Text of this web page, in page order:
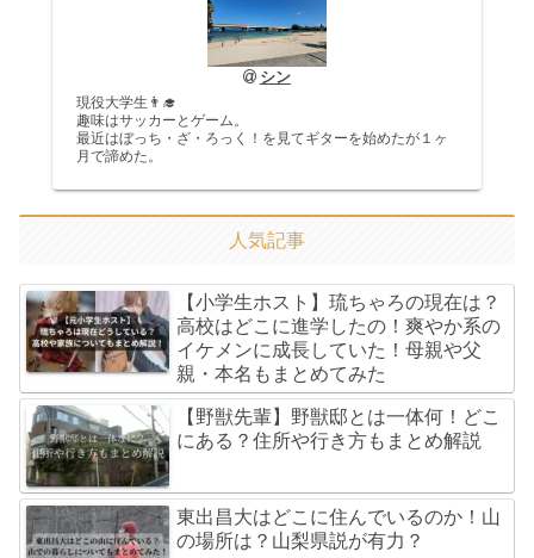
シン
現役大学生👨‍🎓
趣味はサッカーとゲーム。
最近はぼっち・ざ・ろっく！を見てギターを始めたが１ヶ
月で諦めた。
人気記事
【小学生ホスト】琉ちゃろの現在は？
高校はどこに進学したの！爽やか系の
イケメンに成長していた！母親や父
親・本名もまとめてみた
【野獣先輩】野獣邸とは一体何！どこ
にある？住所や行き方もまとめ解説
東出昌大はどこに住んでいるのか！山
の場所は？山梨県説が有力？